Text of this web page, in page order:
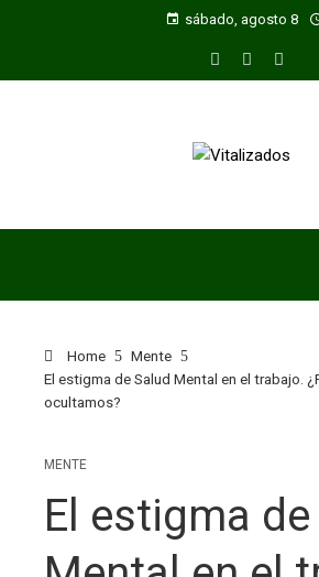
sábado, agosto 8
Home
Mente
El estigma de Salud Mental en el trabajo.
ocultamos?
MENTE
El estigma de